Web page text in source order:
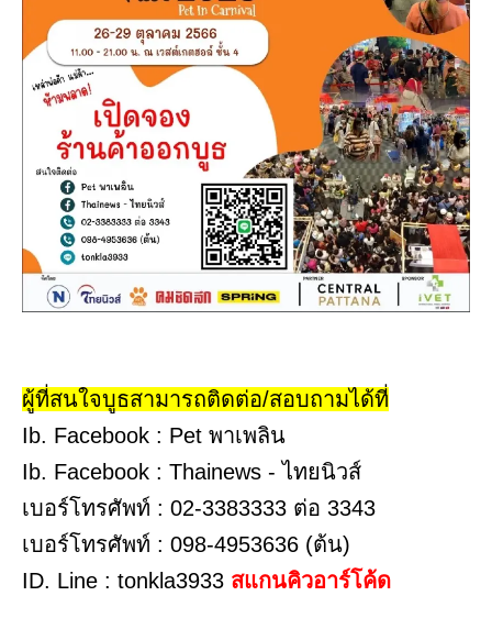
ผู้ที่สนใจบูธสามารถติดต่อ/สอบถามได้ที่
Ib. Facebook : Pet พาเพลิน
Ib. Facebook : Thainews - ไทยนิวส์
เบอร์โทรศัพท์ : 02-3383333 ต่อ 3343
เบอร์โทรศัพท์ : 098-4953636 (ต้น)
ID. Line : tonkla3933 สแกนคิวอาร์โค้ด